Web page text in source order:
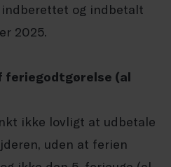
og indbetalt
2025.
feriegodtgørelse (al
ikke lovligt at udbetale
uden at ferien